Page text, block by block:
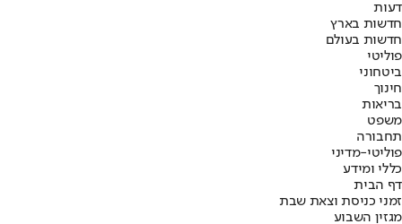
דעות
חדשות בארץ
חדשות בעולם
פוליטי
ביטחוני
חינוך
בריאות
משפט
תחבורה
פוליטי-מדיני
כללי ומידע
דף הבית
זמני כניסת וצאת שבת
מגזין השבוע